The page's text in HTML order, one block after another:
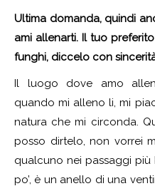
Ultima domanda, quindi
ami allenarti. Il tuo
funghi, diccelo con
Il luogo dove amo
quando mi alleno li, mi
natura che mi circonda.
posso dirtelo, non vorrei
qualcuno nei passaggi più
po’, è un anello di una